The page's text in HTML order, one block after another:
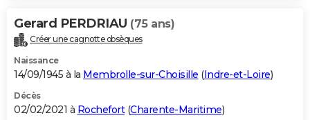
Gerard PERDRIAU (75 ans)
Créer une cagnotte obsèques
Naissance
14/09/1945 à la Membrolle-sur-Choisille (Indre-et-Loire)
Décès
02/02/2021 à Rochefort(Charente-Maritime)